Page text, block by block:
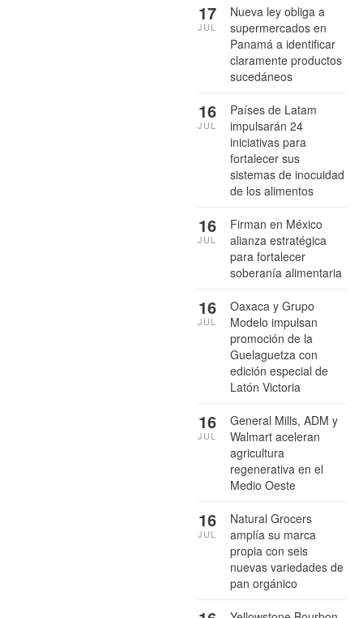
Nueva ley obliga a
supermercados en
Panamá a identificar
claramente productos
sucedáneos
17
JUL
Países de Latam
impulsarán 24
iniciativas para
fortalecer sus
sistemas de inocuidad
de los alimentos
16
JUL
Firman en México
alianza estratégica
para fortalecer
soberanía alimentaria
16
JUL
Oaxaca y Grupo
Modelo impulsan
promoción de la
Guelaguetza con
edición especial de
Latón Victoria
16
JUL
General Mills, ADM y
Walmart aceleran
agricultura
regenerativa en el
Medio Oeste
16
JUL
Natural Grocers
amplía su marca
propia con seis
nuevas variedades de
pan orgánico
16
JUL